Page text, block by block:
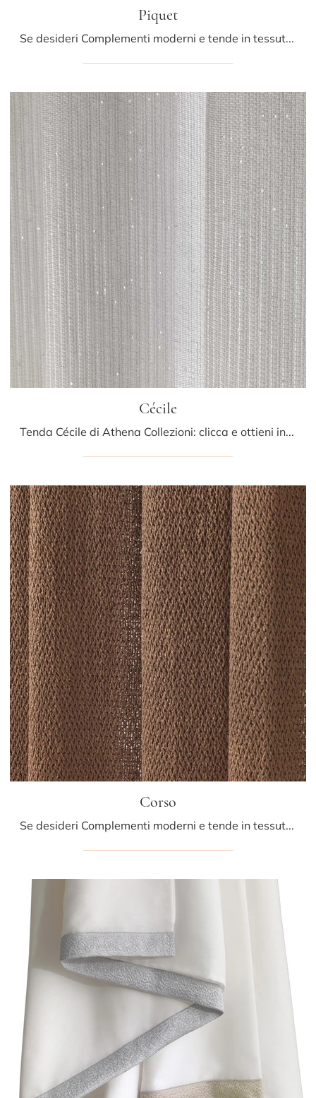
Piquet
Se desideri Complementi moderni e tende in tessuto ottieni informazioni sul modello Piquet del marchio Athena Collezioni.
Cécile
Tenda Cécile di Athena Collezioni: clicca e ottieni informazioni sui Complementi e tende moderni in tessuto del noto e rinomato marchio!
Corso
Se desideri Complementi moderni e tende in tessuto ottieni informazioni sul modello Corso del marchio Athena Collezioni.